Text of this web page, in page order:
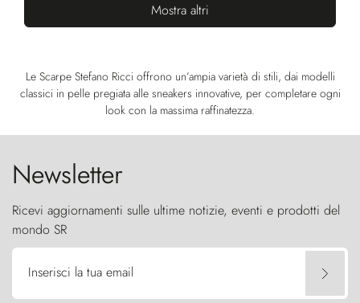
Mostra altri
Le Scarpe Stefano Ricci offrono un’ampia varietà di stili, dai modelli
classici in pelle pregiata alle sneakers innovative, per completare ogni
look con la massima raffinatezza.
Newsletter
Ricevi aggiornamenti sulle ultime notizie, eventi e prodotti del
mondo SR
Inserisci la tua email